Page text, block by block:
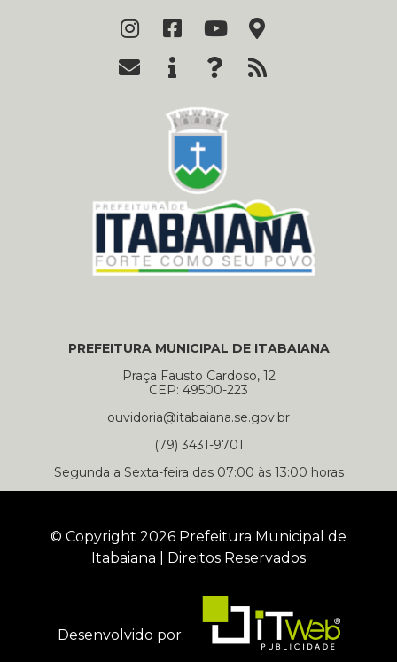
PREFEITURA MUNICIPAL DE ITABAIANA
Praça Fausto Cardoso, 12
CEP: 49500-223
ouvidoria@itabaiana.se.gov.br
(79) 3431-9701
Segunda a Sexta-feira das 07:00 às 13:00 horas
© Copyright 2026 Prefeitura Municipal de
Itabaiana | Direitos Reservados
Desenvolvido por: